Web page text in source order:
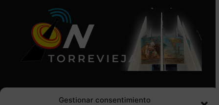
Gestionar consentimiento